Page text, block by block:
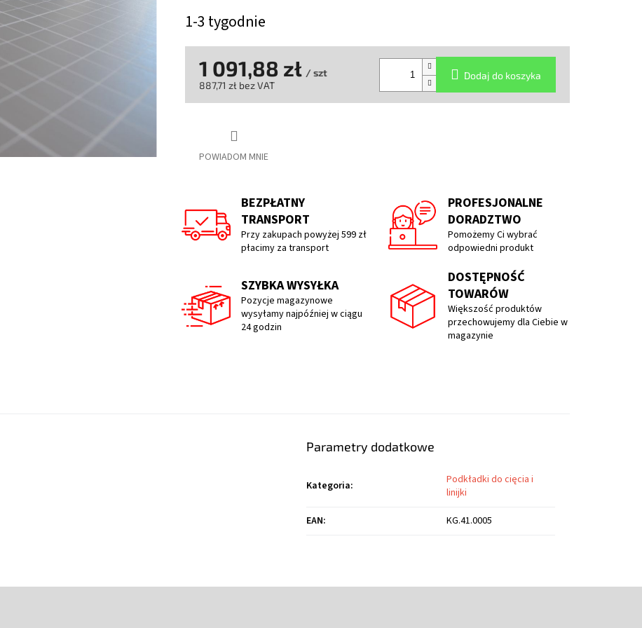
1-3 tygodnie
POWIADOM MNIE
1 091,88 zł / szt
887,71 zł bez VAT
Dodaj do koszyka
5,0
5
gwiazdek.
BEZPŁATNY
TRANSPORT
Przy zakupach powyżej 599 zł
płacimy za transport
PROFESJONALNE
DORADZTWO
Pomożemy Ci wybrać
odpowiedni produkt
SZYBKA WYSYŁKA
Pozycje magazynowe
wysyłamy najpóźniej w ciągu
24 godzin
DOSTĘPNOŚĆ
TOWARÓW
Większość produktów
przechowujemy dla Ciebie w
magazynie
Parametry dodatkowe
Kategoria:
Podkładki do cięcia i
linijki
EAN: KG.41.0005